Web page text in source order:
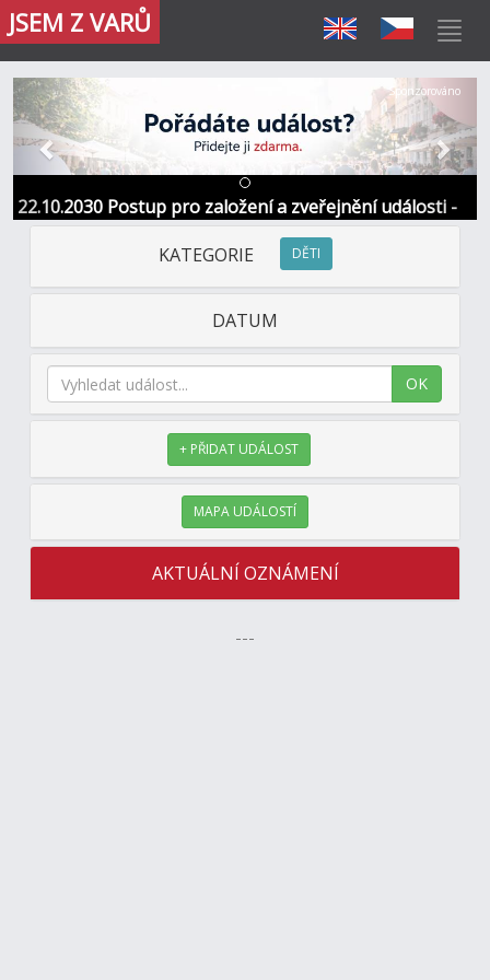
JSEM Z VARŮ
22.10.2030 Postup pro založení a zveřejnění události -
Informace / kontakt
Předchozí Další
Sponzorováno
KATEGORIE DĚTI
DATUM
OK
+ PŘIDAT UDÁLOST
MAPA UDÁLOSTÍ
AKTUÁLNÍ OZNÁMENÍ
---